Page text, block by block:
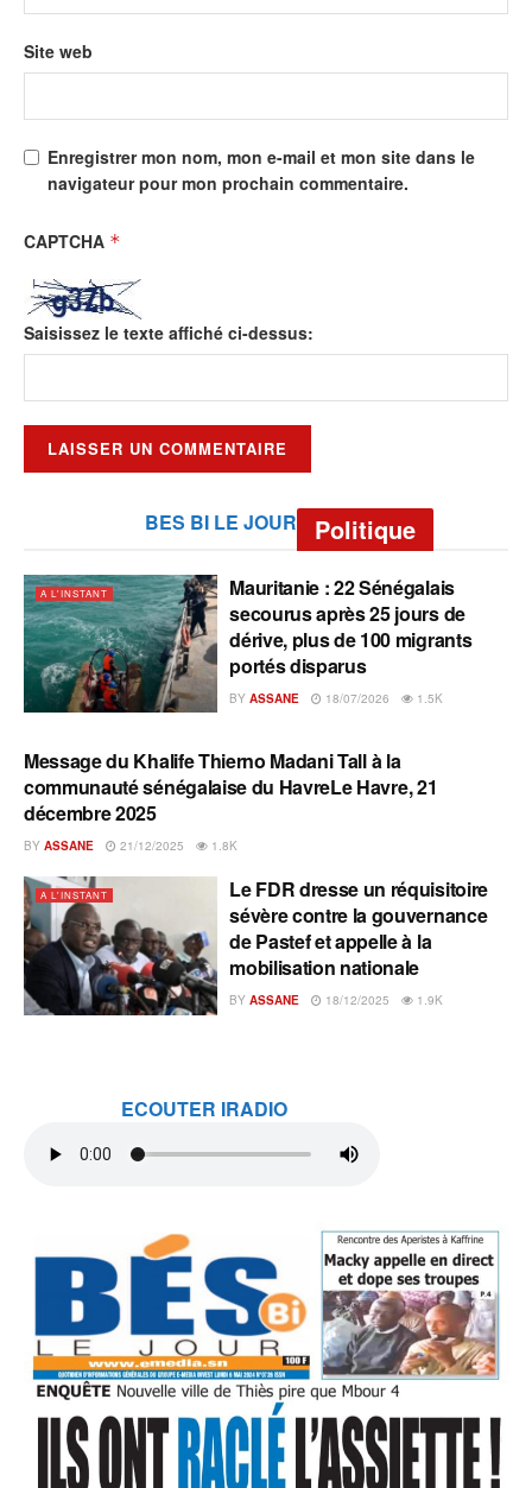
Site web
Enregistrer mon nom, mon e-mail et mon site dans le
navigateur pour mon prochain commentaire.
CAPTCHA *
Saisissez le texte affiché ci-dessus:
BES BI LE JOUR Politique
A L'INSTANT
Mauritanie : 22 Sénégalais
secourus après 25 jours de
dérive, plus de 100 migrants
portés disparus
BY ASSANE 18/07/2026 1.5K
A L'INSTANT
Message du Khalife Thierno Madani Tall à la
communauté sénégalaise du HavreLe Havre, 21
décembre 2025
BY ASSANE 21/12/2025 1.8K
A L'INSTANT
Le FDR dresse un réquisitoire
sévère contre la gouvernance
de Pastef et appelle à la
mobilisation nationale
BY ASSANE 18/12/2025 1.9K
ECOUTER IRADIO